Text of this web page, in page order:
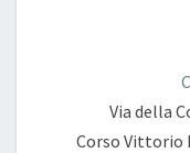
Via della
Corso Vittorio